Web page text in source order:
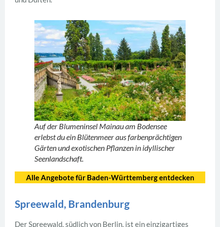
Auf der Blumeninsel Mainau am Bodensee
erlebst du ein Blütenmeer aus farbenprächtigen
Gärten und exotischen Pflanzen in idyllischer
Seenlandschaft.
Alle Angebote für Baden-Württemberg entdecken
Spreewald, Brandenburg
Der Spreewald, südlich von Berlin, ist ein einzigartiges